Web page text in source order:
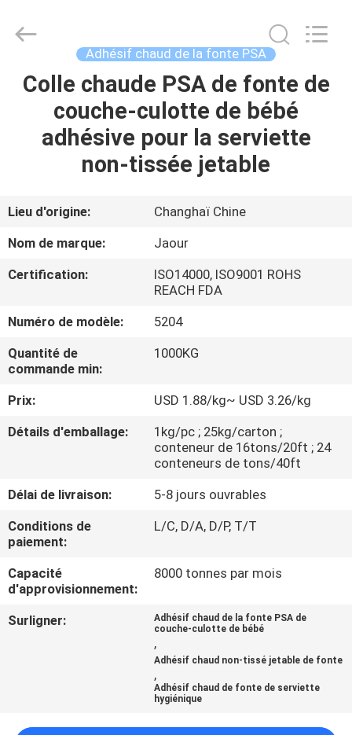
MAISON
PRODUITS
PROPOS
DE
NOUS
VISITE
DE
L'USINE
QUALITÉ
CONTACTEZ-
NOUS
NOUVELLES
CAS
Jaour
Adhesive
Rights
Reserved.
Adhésif chaud de la fonte PSA
Colle chaude PSA de fonte de
couche-culotte de bébé
adhésive pour la serviette
non-tissée jetable
Lieu d'origine:
Changhaï Chine
Nom de marque:
Jaour
Certification:
ISO14000, ISO9001 ROHS
REACH FDA
Numéro de modèle:
5204
Quantité de
commande min:
1000KG
Prix:
USD 1.88/kg~ USD 3.26/kg
Détails d'emballage:
1kg/pc ; 25kg/carton ;
conteneur de 16tons/20ft ; 24
conteneurs de tons/40ft
Délai de livraison:
5-8 jours ouvrables
Conditions de
paiement:
L/C, D/A, D/P, T/T
Capacité
d'approvisionnement:
8000 tonnes par mois
Surligner:
Adhésif chaud de la fonte PSA de
couche-culotte de bébé
,
Adhésif chaud non-tissé jetable de fonte
,
Adhésif chaud de fonte de serviette
hygiénique